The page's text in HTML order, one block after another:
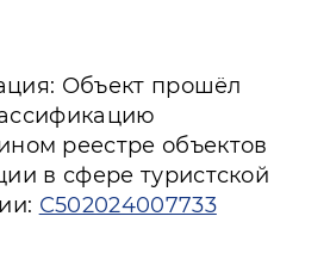
Объект прошёл
реестре объектов
в сфере туристской
С502024007733